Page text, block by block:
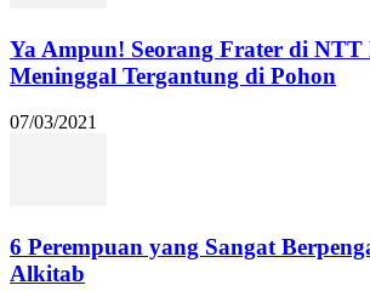
Ya Ampun! Seorang Frater di NTT
Meninggal Tergantung di Pohon
07/03/2021
6 Perempuan yang Sangat
Alkitab